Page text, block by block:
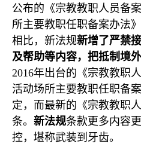
公布的《宗教教职人员备
所主要教职任职备案办法
相比，新法规新增了严禁
及帮助等内容，把抵制境
2016年出台的《宗教教职
活动场所主要教职任职备
定，而最新的《宗教教职
条。 新法规条款更多内容
控，堪称武装到牙齿。